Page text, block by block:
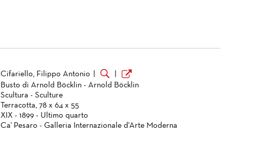
Cifariello, Filippo Antonio
Busto di Arnold Böcklin - Arnold Böcklin
Scultura - Sculture
Terracotta, 78 x 64 x 55
XIX - 1899 - Ultimo quarto
Ca' Pesaro - Galleria Internazionale d'Arte Moderna